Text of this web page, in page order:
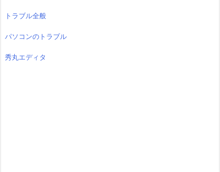
トラブル全般
パソコンのトラブル
秀丸エディタ